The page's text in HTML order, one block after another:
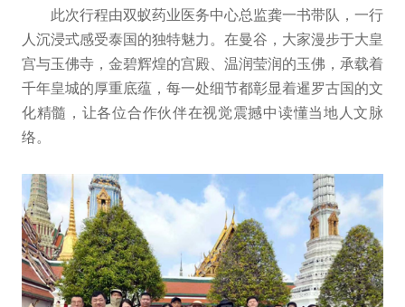
此次行程由双蚁药业医务中心总监龚一书带队，一行
人沉浸式感受泰国的独特魅力。在曼谷，大家漫步于大皇
宫与玉佛寺，金碧辉煌的宫殿、温润莹润的玉佛，承载着
千年皇城的厚重底蕴，每一处细节都彰显着暹罗古国的文
化精髓，让各位合作伙伴在视觉震撼中读懂当地人文脉
络。